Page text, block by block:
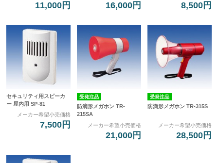
11,000円 16,000円 8,500円
セキュリティ用スピーカ
ー 屋内用 SP-81
メーカー希望小売価格
7,500円
受発注品
防滴形メガホン TR-
215SA
メーカー希望小売価格
21,000円
受発注品
防滴形メガホン TR-315S
メーカー希望小売価格
28,500円